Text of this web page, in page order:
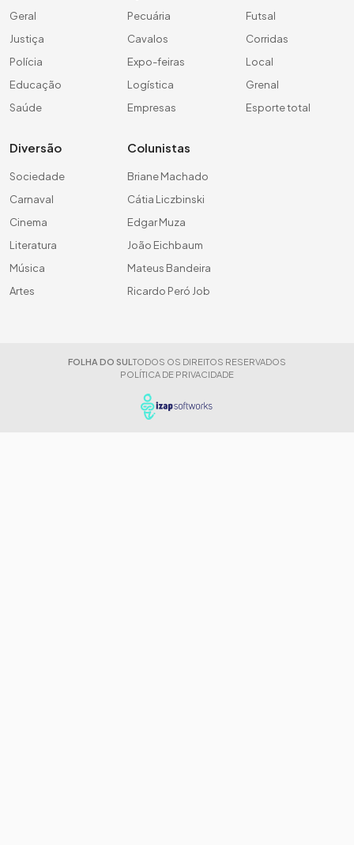
Geral
Justiça
Polícia
Educação
Saúde
Pecuária
Cavalos
Expo-feiras
Logística
Empresas
Futsal
Corridas
Local
Grenal
Esporte total
Diversão
Sociedade
Carnaval
Cinema
Literatura
Música
Artes
Colunistas
Briane Machado
Cátia Liczbinski
Edgar Muza
João Eichbaum
Mateus Bandeira
Ricardo Peró Job
FOLHA DO SUL TODOS OS DIREITOS RESERVADOS
POLÍTICA DE PRIVACIDADE